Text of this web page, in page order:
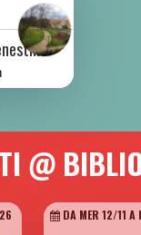
@
DA MER 12/11